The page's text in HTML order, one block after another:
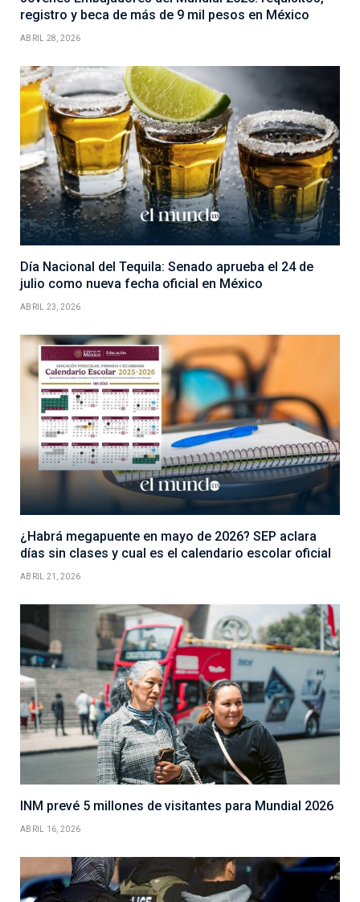
registro y beca de más de 9 mil pesos en México
ABRIL 28, 2026
Día Nacional del Tequila: Senado aprueba el 24 de
julio como nueva fecha oficial en México
ABRIL 23, 2026
¿Habrá megapuente en mayo de 2026? SEP aclara
días sin clases y cual es el calendario escolar oficial
ABRIL 21, 2026
INM prevé 5 millones de visitantes para Mundial 2026
ABRIL 16, 2026